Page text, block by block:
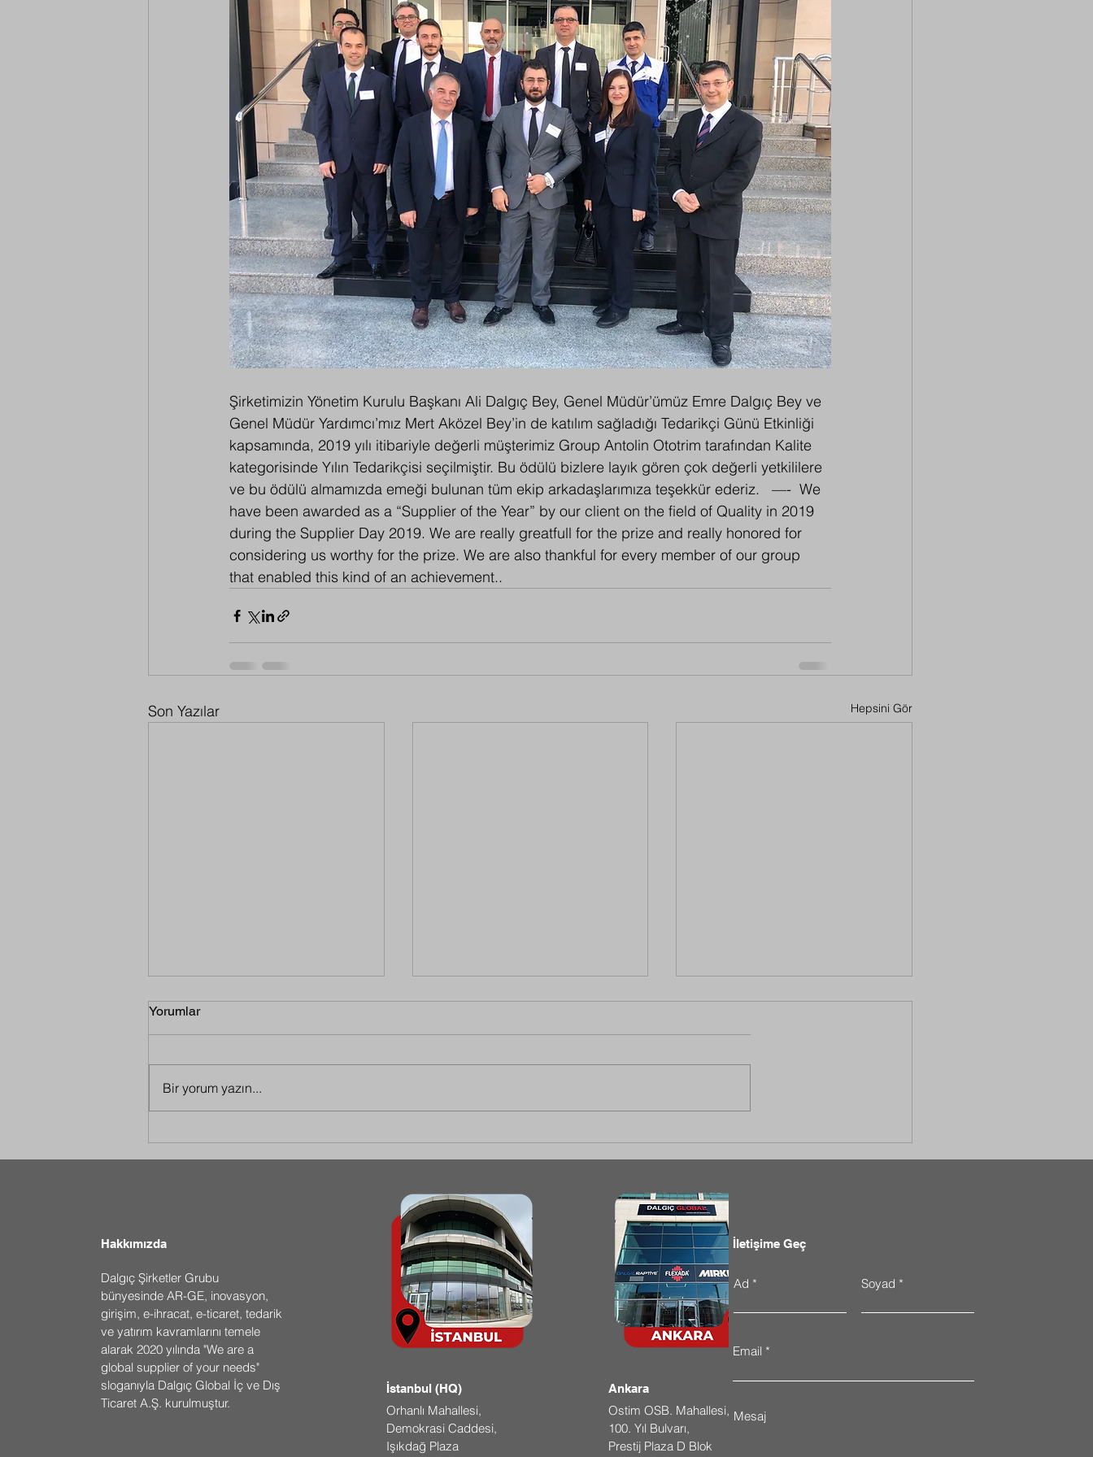
Şirketimizin Yönetim Kurulu Başkanı Ali Dalgıç Bey, Genel Müdür’ümüz Emre Dalgıç Bey ve
Genel Müdür Yardımcı’mız Mert Aközel Bey’in de katılım sağladığı Tedarikçi Günü Etkinliği
kapsamında, 2019 yılı itibariyle değerli müşterimiz Group Antolin Ototrim tarafından Kalite
kategorisinde Yılın Tedarikçisi seçilmiştir. Bu ödülü bizlere layık gören çok değerli yetkililere
ve bu ödülü almamızda emeği bulunan tüm ekip arkadaşlarımıza teşekkür ederiz.   —-  We
have been awarded as a “Supplier of the Year” by our client on the field of Quality in 2019
during the Supplier Day 2019. We are really greatfull for the prize and really honored for
considering us worthy for the prize. We are also thankful for every member of our group
that enabled this kind of an achievement..
Son Yazılar Hepsini Gör
Çözümler
Yorumlar
Bir yorum yazın...
Hakkımızda
Dalgıç Şirketler Grubu
bünyesinde AR-GE, inovasyon,
girişim, e-ihracat, e-ticaret, tedarik
ve yatırım kavramlarını temele
alarak 2020 yılında "We are a
global supplier of your needs"
sloganıyla Dalgıç Global İç ve Dış
Ticaret A.Ş. kurulmuştur.
İstanbul (HQ)
Orhanlı Mahallesi,
Demokrasi Caddesi,
Işıkdağ Plaza
Ankara
Ostim OSB. Mahallesi,
100. Yıl Bulvarı,
Prestij Plaza D Blok
İletişime Geç
Ad Soyad
Email
Mesaj